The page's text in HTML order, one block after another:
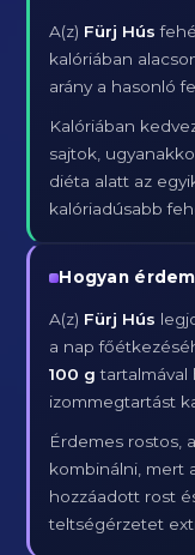
A(z) Fürj Hús
kalóriában
arány a hasonló
Kalóriában
sajtok,
diéta alatt az
kalóriadúsabb
Hogyan
A(z) Fürj Hús
a nap
100 g tartalmával
izommegtartást
Érdemes rostos,
kombinálni, mert
hozzáadott rost
teltségérzetet